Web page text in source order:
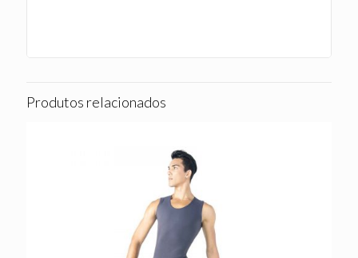
Produtos relacionados